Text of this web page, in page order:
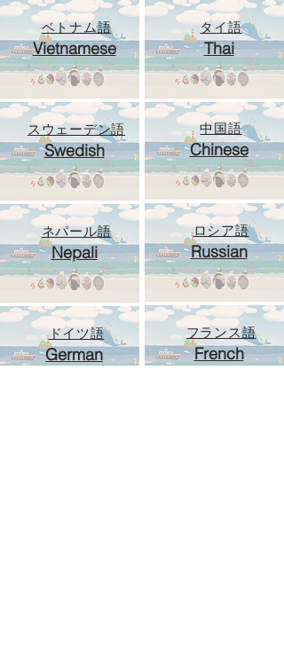
ベトナム語
Vietnamese
スウェーデン語
Swedish
ネパール語
Nepali
ドイツ語
German
タイ語
Thai
中国語
Chinese
ロシア語
Russian
フランス語
French